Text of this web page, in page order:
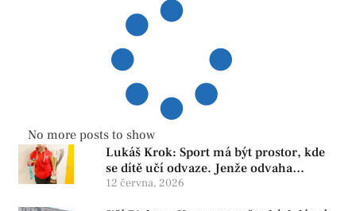
No more posts to show
Lukáš Krok: Sport má být prostor, kde
se dítě učí odvaze. Jenže odvaha
neroste tam, kde se bojí udělat chybu.
12 června, 2026